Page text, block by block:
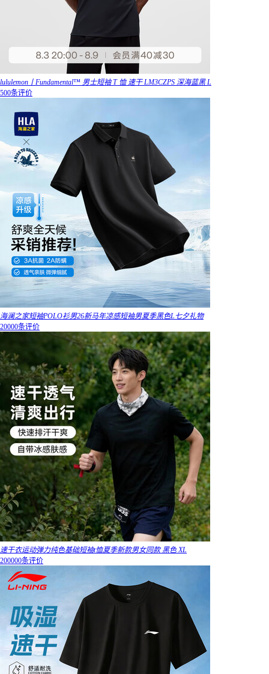
lululemon丨Fundamental™ 男士短袖 T 恤 速干 LM3CZPS 深海蓝黑 L
500条评价
海澜之家短袖POLO衫男26新马年凉感短袖男夏季黑色L七夕礼物
20000条评价
速干衣运动弹力纯色基础短袖t恤夏季新款男女同款 黑色 XL
200000条评价